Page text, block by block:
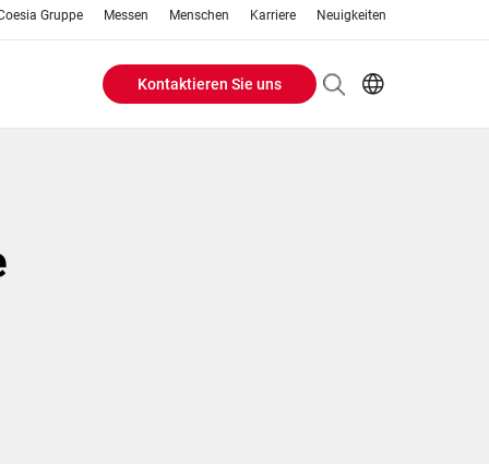
Gruppe Messen Menschen Karriere Neuigkeiten
Header
Kontaktieren Sie uns